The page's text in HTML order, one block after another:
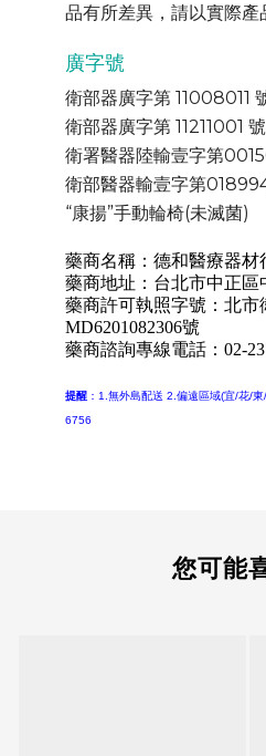
品有所差異，請以實際產
廣字號
衛部器廣字第 11008011
衛部器廣字第 11211001 號
衛署醫器陸輸壹字第
衛部醫器輸壹字第
“康揚”手動輪椅(未滅菌)
藥商名稱：德和醫療器材
藥商地址：台北市中正區
藥商許可執照字號：北市
MD6201082306號
藥商諮詢專線電話：02-
提醒：1.無外島配送 2.偏遠區域(宜/花/
6756
您可能